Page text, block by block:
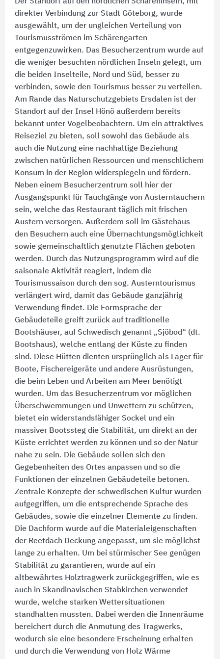
direkter Verbindung zur Stadt Göteborg, wurde
ausgewählt, um der ungleichen Verteilung von
Tourismusströmen im Schärengarten
entgegenzuwirken. Das Besucherzentrum wurde auf
die weniger besuchten nördlichen Inseln gelegt, um
die beiden Inselteile, Nord und Süd, besser zu
verbinden, sowie den Tourismus besser zu verteilen.
Am Rande das Naturschutzgebiets Ersdalen ist der
Standort auf der Insel Hönö außerdem bereits
bekannt unter Vogelbeobachtern. Um ein attraktives
Reiseziel zu bieten, soll sowohl das Gebäude als
auch die Nutzung eine nachhaltige Beziehung
zwischen natürlichen Ressourcen und menschlichem
Konsum in der Region widerspiegeln und fördern.
Neben einem Besucherzentrum soll hier der
Ausgangspunkt für Tauchgänge von Austerntauchern
sein, welche das Restaurant täglich mit frischen
Austern versorgen. Außerdem soll im Gästehaus
den Besuchern auch eine Übernachtungsmöglichkeit
sowie gemeinschaftlich genutzte Flächen geboten
werden. Durch das Nutzungsprogramm wird auf die
saisonale Aktivität reagiert, indem die
Tourismussaison durch den sog. Austerntourismus
verlängert wird, damit das Gebäude ganzjährig
Verwendung findet. Die Formsprache der
Gebäudeteile greift zurück auf traditionelle
Bootshäuser, auf Schwedisch genannt „Sjöbod“ (dt.
Bootshaus), welche entlang der Küste zu finden
sind. Diese Hütten dienten ursprünglich als Lager für
Boote, Fischereigeräte und andere Ausrüstungen,
die beim Leben und Arbeiten am Meer benötigt
wurden. Um das Besucherzentrum vor möglichen
Überschwemmungen und Unwettern zu schützen,
bietet ein widerstandsfähiger Sockel und ein
massiver Bootssteg die Stabilität, um direkt an der
Küste errichtet werden zu können und so der Natur
nahe zu sein. Die Gebäude sollen sich den
Gegebenheiten des Ortes anpassen und so die
Funktionen der einzelnen Gebäudeteile betonen.
Zentrale Konzepte der schwedischen Kultur wurden
aufgegriffen, um die entsprechende Sprache des
Gebäudes, sowie die einzelner Elemente zu finden.
Die Dachform wurde auf die Materialeigenschaften
der Reetdach Deckung angepasst, um sie möglichst
lange zu erhalten. Um bei stürmischer See genügen
Stabilität zu garantieren, wurde auf ein
altbewährtes Holztragwerk zurückgegriffen, wie es
auch in Skandinavischen Stabkirchen verwendet
wurde, welche starken Wettersituationen
standhalten mussten. Dabei werden die Innenräume
bereichert durch die Anmutung des Tragwerks,
wodurch sie eine besondere Erscheinung erhalten
und durch die Verwendung von Holz Wärme